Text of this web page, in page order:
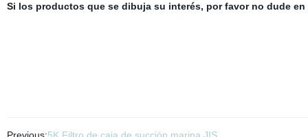
Si los productos que se dibuja su interés, por favor no dude